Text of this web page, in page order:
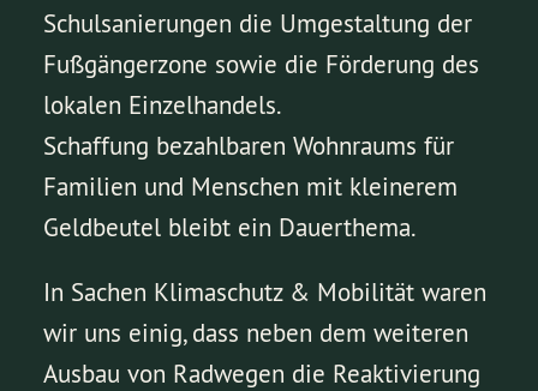
Schulsanierungen die Umgestaltung der
Fußgängerzone sowie die Förderung des
lokalen Einzelhandels.
Schaffung bezahlbaren Wohnraums für
Familien und Menschen mit kleinerem
Geldbeutel bleibt ein Dauerthema.
In Sachen Klimaschutz & Mobilität waren
wir uns einig, dass neben dem weiteren
Ausbau von Radwegen die Reaktivierung